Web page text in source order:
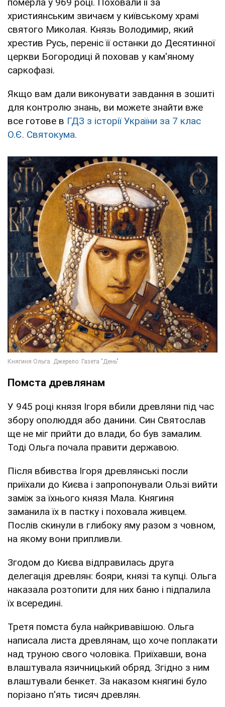
християнським звичаєм у київському храмі
святого Миколая. Князь Володимир, який
хрестив Русь, переніс її останки до Десятинної
церкви Богородиці й поховав у кам'яному
саркофазі.
Якщо вам дали виконувати завдання в зошиті
для контролю знань, ви можете знайти вже
все готове в ГДЗ з історії України за 7 клас
О.Є. Святокума.
Помста древлянам
У 945 році князя Ігоря вбили древляни під час
збору ополюддя або данини. Син Святослав
ще не міг прийти до влади, бо був замалим.
Тоді Ольга почала правити державою.
Після вбивства Ігоря древлянські посли
приїхали до Києва і запропонували Ользі вийти
заміж за їхнього князя Мала. Княгиня
заманила їх в пастку і поховала живцем.
Послів скинули в глибоку яму разом з човном,
на якому вони припливли.
Згодом до Києва відправилась друга
делегація древлян: бояри, князі та купці. Ольга
наказала розтопити для них баню і підпалила
їх всередині.
Третя помста була найкривавішою. Ольга
написала листа древлянам, що хоче поплакати
над труною свого чоловіка. Приїхавши, вона
влаштувала язичницький обряд. Згідно з ним
влаштували бенкет. За наказом княгині було
порізано п'ять тисяч древлян.